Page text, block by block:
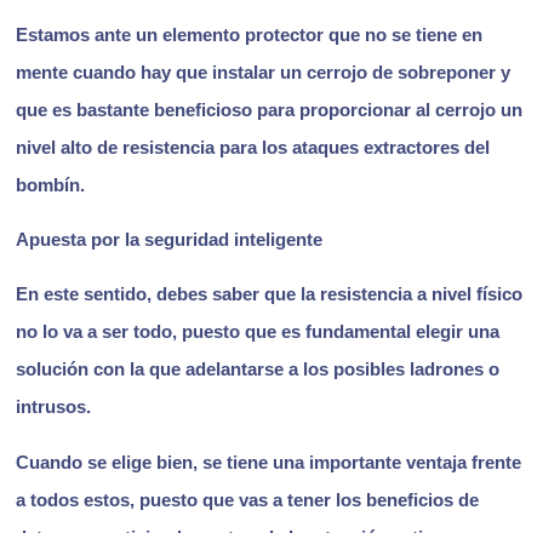
Estamos ante un elemento protector que no se tiene en
mente cuando hay que instalar un cerrojo de sobreponer y
que es bastante beneficioso para proporcionar al cerrojo un
nivel alto de resistencia para los ataques extractores del
bombín.
Apuesta por la seguridad inteligente
En este sentido, debes saber que la resistencia a nivel físico
no lo va a ser todo, puesto que es fundamental elegir una
solución con la que adelantarse a los posibles ladrones o
intrusos.
Cuando se elige bien, se tiene una importante ventaja frente
a todos estos, puesto que vas a tener los beneficios de